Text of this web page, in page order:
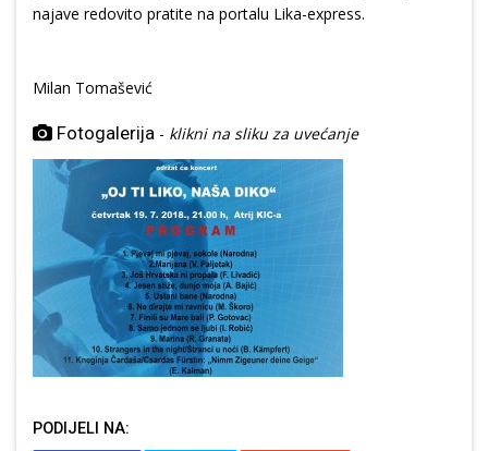
najave redovito pratite na portalu Lika-express.
Milan Tomašević
Fotogalerija - klikni na sliku za uvećanje
PODIJELI NA: